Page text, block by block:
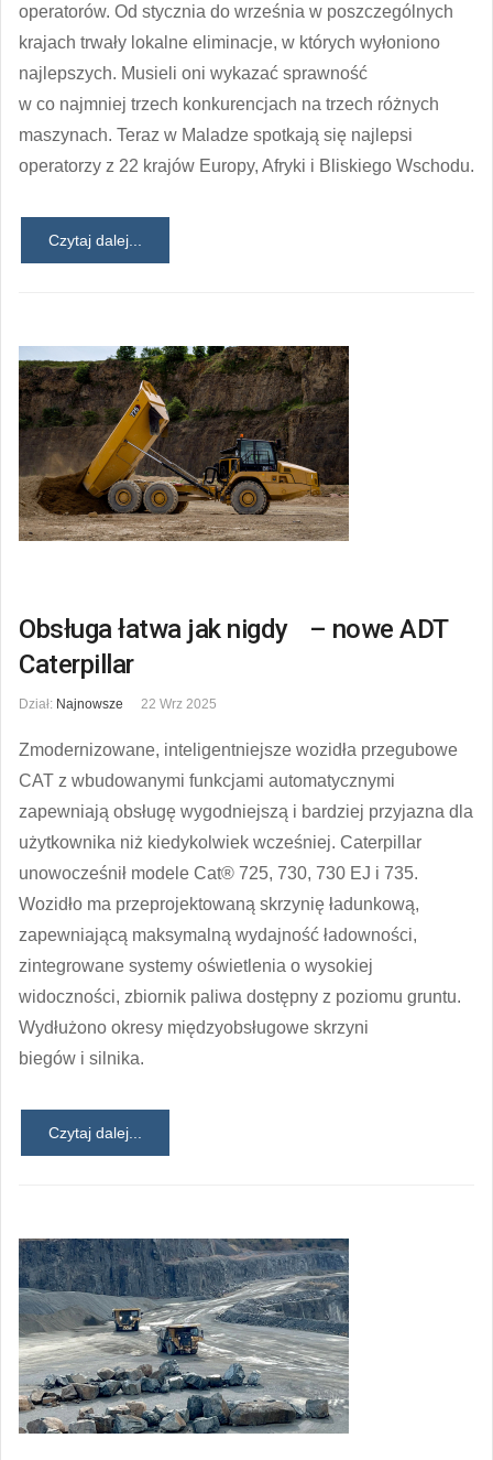
operatorów. Od stycznia do września w poszczególnych
krajach trwały lokalne eliminacje, w których wyłoniono
najlepszych. Musieli oni wykazać sprawność
w co najmniej trzech konkurencjach na trzech różnych
maszynach. Teraz w Maladze spotkają się najlepsi
operatorzy z 22 krajów Europy, Afryki i Bliskiego Wschodu.
Czytaj dalej...
Obsługa łatwa jak nigdy – nowe ADT
Caterpillar
Dział: Najnowsze 22 Wrz 2025
Zmodernizowane, inteligentniejsze wozidła przegubowe
CAT z wbudowanymi funkcjami automatycznymi
zapewniają obsługę wygodniejszą i bardziej przyjazna dla
użytkownika niż kiedykolwiek wcześniej. Caterpillar
unowocześnił modele Cat® 725, 730, 730 EJ i 735.
Wozidło ma przeprojektowaną skrzynię ładunkową,
zapewniającą maksymalną wydajność ładowności,
zintegrowane systemy oświetlenia o wysokiej
widoczności, zbiornik paliwa dostępny z poziomu gruntu.
Wydłużono okresy międzyobsługowe skrzyni
biegów i silnika.
Czytaj dalej...